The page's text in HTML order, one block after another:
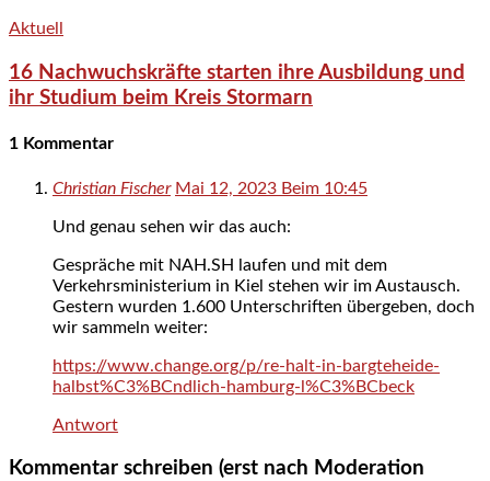
Aktuell
16 Nachwuchskräfte starten ihre Ausbildung und
ihr Studium beim Kreis Stormarn
1 Kommentar
Christian Fischer Mai 12, 2023 Beim 10:45
Und genau sehen wir das auch:
Gespräche mit NAH.SH laufen und mit dem
Verkehrsministerium in Kiel stehen wir im Austausch.
Gestern wurden 1.600 Unterschriften übergeben, doch
wir sammeln weiter:
https://www.change.org/p/re-halt-in-bargteheide-
halbst%C3%BCndlich-hamburg-l%C3%BCbeck
Antwort
Kommentar schreiben (erst nach Moderation